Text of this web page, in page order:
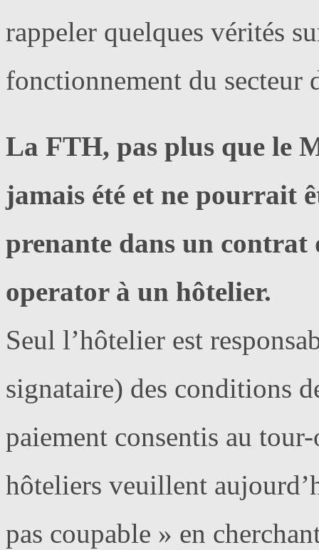
rappeler quelques vérités
fonctionnement du secteur
La FTH, pas plus que le
jamais été et ne pourrait
prenante dans un
operator à un hôtelier.
Seul l’hôtelier est
signataire) des conditions
paiement consentis au
hôteliers veuillent
pas coupable » en